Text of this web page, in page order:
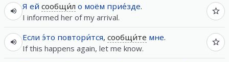
Я ей сообщи́л о моём прие́зде.
I informed her of my arrival.
Если э́то повтори́тся, сообщи́те мне.
If this happens again, let me know.